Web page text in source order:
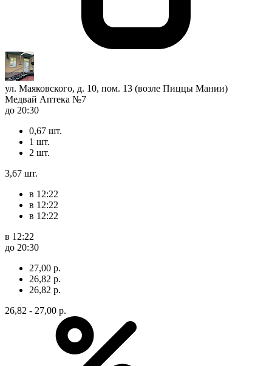
ул. Маяковского, д. 10, пом. 13 (возле Пиццы Мании)
Медвай Аптека №7
до 20:30
0,67 шт.
1 шт.
2 шт.
3,67 шт.
в 12:22
в 12:22
в 12:22
в 12:22
до 20:30
27,00 р.
26,82 р.
26,82 р.
26,82 - 27,00 р.